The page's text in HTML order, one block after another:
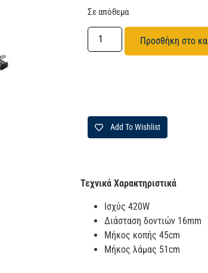
Σε απόθεμα
Προσθήκη στο
Add To Wishlist
Τεχνικά Χαρακτηριστικά
Ισχύς 420W
Διάσταση δοντιών 16mm
Μήκος κοπής 45cm
Μήκος λάμας 51cm